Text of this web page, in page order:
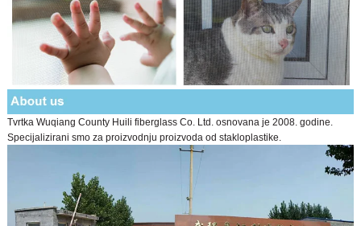
Tvrtka Wuqiang County Huili fiberglass Co. Ltd. osnovana je 2008. godine.
Specijalizirani smo za proizvodnju proizvoda od stakloplastike.